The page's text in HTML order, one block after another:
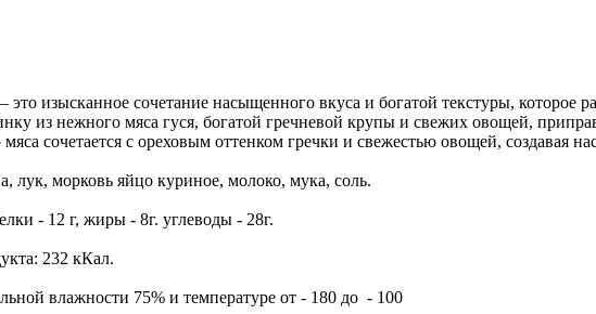
изысканное сочетание насыщенного вкуса и богатой текстуры, которое
из нежного мяса гуся, богатой гречневой крупы и свежих овощей,
мяса сочетается с ореховым оттенком гречки и свежестью овощей, создавая
лук, морковь яйцо куриное, молоко, мука, соль.
- 12 г, жиры - 8г. углеводы - 28г.
232 кКал.
влажности 75% и температуре от - 180 до - 100